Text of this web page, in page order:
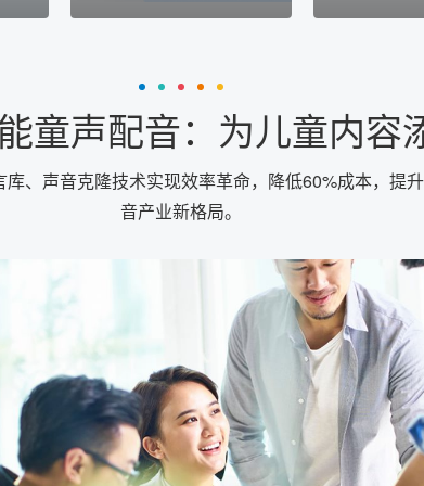
童声配音：为儿童内容
、声音克隆技术实现效率革命，降低60%成本，提
音产业新格局。